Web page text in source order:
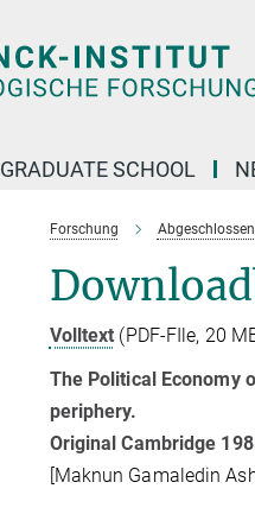
GRADUATE SCHOOL
Forschung
Volltext (PDF-FIle, 20
The Political Economy
periphery.
Original Cambridge
[Maknun Gamaledin